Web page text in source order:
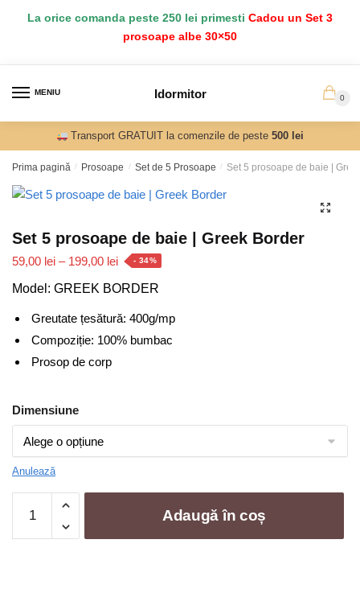
La orice comanda peste 250 lei primesti Cadou un Set 3
prosoape albe 30×50
MENIU Idormitor 0
Transport GRATUIT la comenzile de peste500 lei
Prima pagină / Prosoape / Set de 5 Prosoape / Set 5 prosoape de baie |
Set 5 prosoape de baie | Greek Border
59,00 lei – 199,00 leiInterval
prețuri:
59,00 lei
până
- 34%
Model: GREEK BORDER
Greutate țesătură: 400g/mp
Compoziție: 100% bumbac
Prosop de corp
Dimensiune
Anulează
5
Adaugă în coș